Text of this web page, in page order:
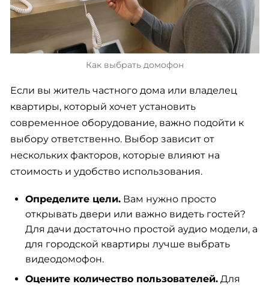
Как выбрать домофон
Если вы житель частного дома или владелец
квартиры, который хочет установить
современное оборудование, важно подойти к
выбору ответственно. Выбор зависит от
нескольких факторов, которые влияют на
стоимость и удобство использования.
Определите цели.Вам нужно просто
открывать двери или важно видеть гостей?
Для дачи достаточно простой аудио модели, а
для городской квартиры лучше выбрать
видеодомофон.
Оцените количество пользователей.Для